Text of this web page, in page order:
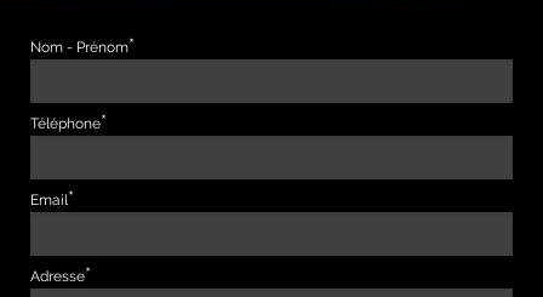
Nom - Prénom
Téléphone
Email
Adresse